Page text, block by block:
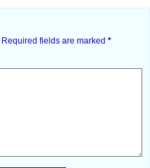
Required fields are marked *